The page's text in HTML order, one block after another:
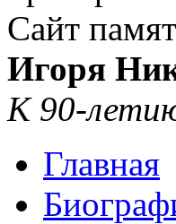
Сайт
Игоря
К 90-
Главная